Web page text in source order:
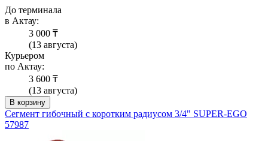
До терминала
в Актау:
3 000 ₸
(13 августа)
Курьером
по Актау:
3 600 ₸
(13 августа)
В корзину
Сегмент гибочный с коротким радиусом 3/4" SUPER-EGO
57987